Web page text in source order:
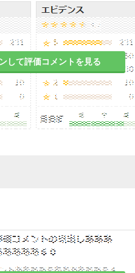
粘膜に対し局所刺激症状を
は、食道、口腔内に重度の
者を十分指導し、理解させ
消化管に関する副作用が報
は症状（嚥下困難、嚥下痛
し、患者に対して、これら
察を受けるよう指導するこ
分なカルシウムを摂取させ
場合には、本剤投与前に低
による治療を受けている患
ある。報告された症例の多
に関連して発現している。
害薬、コルチコステロイド
して評価コメントを見る